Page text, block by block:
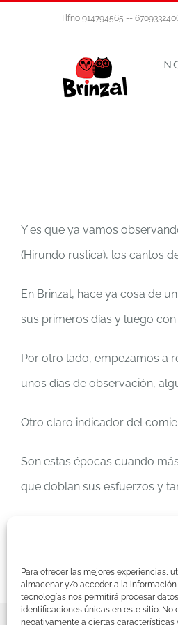
Para ofrecer las mejores experiencias,
almacenar y/o acceder a la
tecnologías nos permitirá procesar
identificaciones únicas en este sitio.
negativamente a ciertas características
Tlfno 914794565 --
Y es que ya vamos
(Hirundo rustica), los cantos
En Brinzal, hace ya cosa de
sus primeros días y luego
Por otro lado, empezamos a
unos días de observación,
Otro claro indicador del
Son estas épocas cuando
que doblan sus esfuerzos y
mientras él explora.